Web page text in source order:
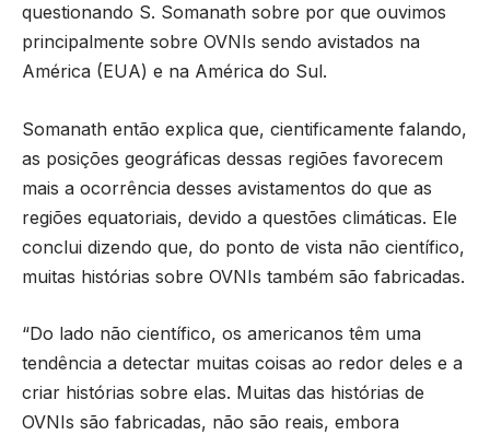
questionando S. Somanath sobre por que ouvimos
principalmente sobre OVNIs sendo avistados na
América (EUA) e na América do Sul.
Somanath então explica que, cientificamente falando,
as posições geográficas dessas regiões favorecem
mais a ocorrência desses avistamentos do que as
regiões equatoriais, devido a questões climáticas. Ele
conclui dizendo que, do ponto de vista não científico,
muitas histórias sobre OVNIs também são fabricadas.
“Do lado não científico, os americanos têm uma
tendência a detectar muitas coisas ao redor deles e a
criar histórias sobre elas. Muitas das histórias de
OVNIs são fabricadas, não são reais, embora